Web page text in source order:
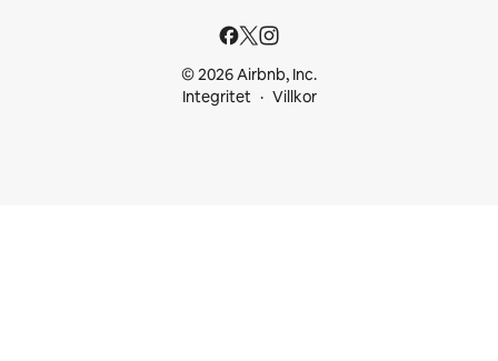
© 2026 Airbnb, Inc.
Integritet
Villkor